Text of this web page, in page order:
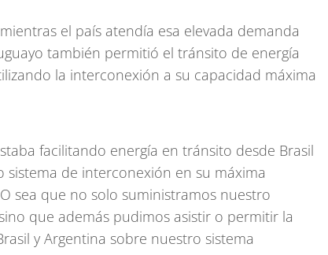
el país atendía esa elevada demanda
también permitió el tránsito de energía
la interconexión a su capacidad máxima
facilitando energía en tránsito desde Brasil
sistema de interconexión en su máxima
sea que no solo suministramos nuestro
que además pudimos asistir o permitir la
y Argentina sobre nuestro sistema